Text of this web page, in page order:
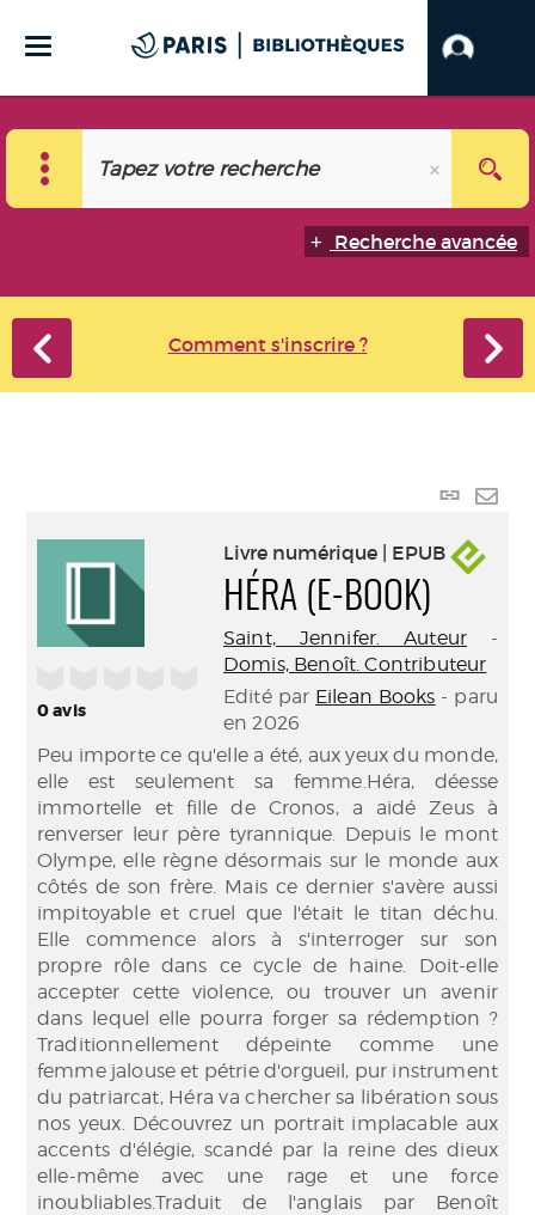
Recherche avancée
Comment s'inscrire ?
Lien
0avis
Livre numérique | EPUB
HÉRA (E-BOOK)
Saint, Jennifer. Auteur -
Domis, Benoît. Contributeur
Edité par Eilean Books - paru
en 2026
Peu importe ce qu'elle a été, aux yeux du monde,
elle est seulement sa femme.Héra, déesse
immortelle et fille de Cronos, a aidé Zeus à
renverser leur père tyrannique. Depuis le mont
Olympe, elle règne désormais sur le monde aux
côtés de son frère. Mais ce dernier s'avère aussi
impitoyable et cruel que l'était le titan déchu.
Elle commence alors à s'interroger sur son
propre rôle dans ce cycle de haine. Doit-elle
accepter cette violence, ou trouver un avenir
dans lequel elle pourra forger sa rédemption ?
Traditionnellement dépeinte comme une
femme jalouse et pétrie d'orgueil, pur instrument
du patriarcat, Héra va chercher sa libération sous
nos yeux. Découvrez un portrait implacable aux
accents d'élégie, scandé par la reine des dieux
elle-même avec une rage et une force
inoubliables.Traduit de l'anglais par Benoît